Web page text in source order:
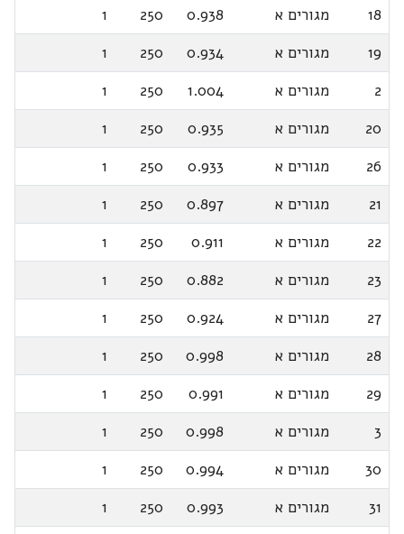
18 מגורים א 0.938
250
1
19
מגורים א 0.934
250
1
2
מגורים א 1.004
250
1
20
מגורים א 0.935
250
1
26
מגורים א 0.933
250
1
21
מגורים א 0.897
250
1
22
מגורים א 0.911
250
1
23
מגורים א 0.882
250
1
27
מגורים א 0.924
250
1
28
מגורים א 0.998
250
1
29
מגורים א 0.991
250
1
3
מגורים א 0.998
250
1
30
מגורים א 0.994
250
1
31
מגורים א 0.993
250
1